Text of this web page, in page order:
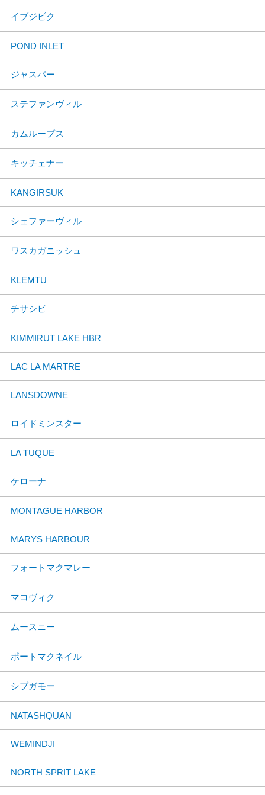
イブジビク
POND INLET
ジャスパー
ステファンヴィル
カムループス
キッチェナー
KANGIRSUK
シェファーヴィル
ワスカガニッシュ
KLEMTU
チサシビ
KIMMIRUT LAKE HBR
LAC LA MARTRE
LANSDOWNE
ロイドミンスター
LA TUQUE
ケローナ
MONTAGUE HARBOR
MARYS HARBOUR
フォートマクマレー
マコヴィク
ムースニー
ポートマクネイル
シブガモー
NATASHQUAN
WEMINDJI
NORTH SPRIT LAKE